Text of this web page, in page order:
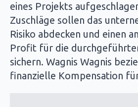
eines Projekts
Zuschläge sollen das
Risiko abdecken und einen
Profit für die
sichern. Wagnis Wagnis
finanzielle Kompensation